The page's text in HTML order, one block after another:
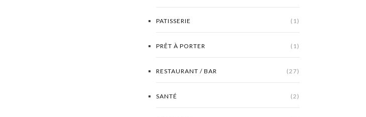
PATISSERIE (1)
PRÊT À PORTER (1)
RESTAURANT / BAR (27)
SANTÉ (2)